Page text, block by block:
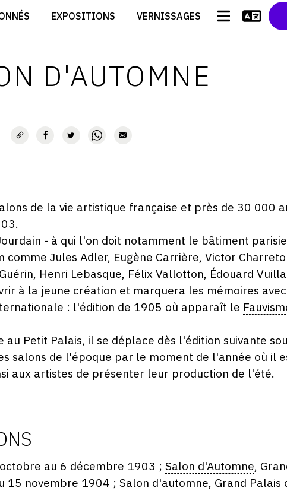
EXPOSITIONS VERNISSAGES
SON CATALOGUE D'EXPO
CONTACT
CGU
D'AUTOMNE
de la vie artistique française et près de 30 000
- à qui l'on doit notamment le bâtiment
Jules Adler, Eugène Carrière, Victor
Henri Lebasque, Félix Vallotton, Édouard
à la jeune création et marquera les mémoires
: l'édition de 1905 où apparaît le
Petit Palais, il se déplace dès l'édition suivante
salons de l'époque par le moment de l'année où il
aux artistes de présenter leur production de l'été.
au 6 décembre 1903 ; Salon d'Automne,
15 novembre 1904 ; Salon d'automne, Grand Palais